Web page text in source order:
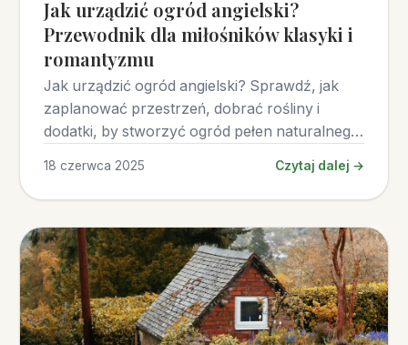
Jak urządzić ogród angielski?
Przewodnik dla miłośników klasyki i
romantyzmu
Jak urządzić ogród angielski? Sprawdź, jak
zaplanować przestrzeń, dobrać rośliny i
dodatki, by stworzyć ogród pełen naturalnego
18 czerwca 2025 Czytaj dalej →